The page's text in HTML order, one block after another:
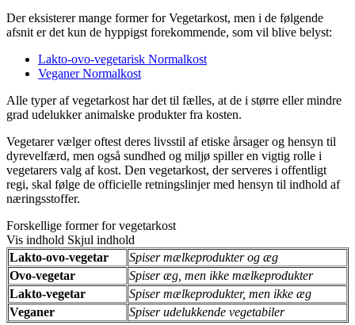
Der eksisterer mange former for Vegetarkost, men i de følgende
afsnit er det kun de hyppigst forekommende, som vil blive belyst:
Lakto-ovo-vegetarisk Normalkost
Veganer Normalkost
Alle typer af vegetarkost har det til fælles, at de i større eller mindre
grad udelukker animalske produkter fra kosten.
Vegetarer vælger oftest deres livsstil af etiske årsager og hensyn til
dyrevelfærd, men også sundhed og miljø spiller en vigtig rolle i
vegetarers valg af kost. Den vegetarkost, der serveres i offentligt
regi, skal følge de officielle retningslinjer med hensyn til indhold af
næringsstoffer.
Forskellige former for vegetarkost
Vis indhold Skjul indhold
Lakto-ovo-vegetar
Spiser mælkeprodukter og æg
Ovo-vegetar
Spiser æg, men ikke mælkeprodukter
Lakto-vegetar
Spiser mælkeprodukter, men ikke æg
Veganer
Spiser udelukkende vegetabiler